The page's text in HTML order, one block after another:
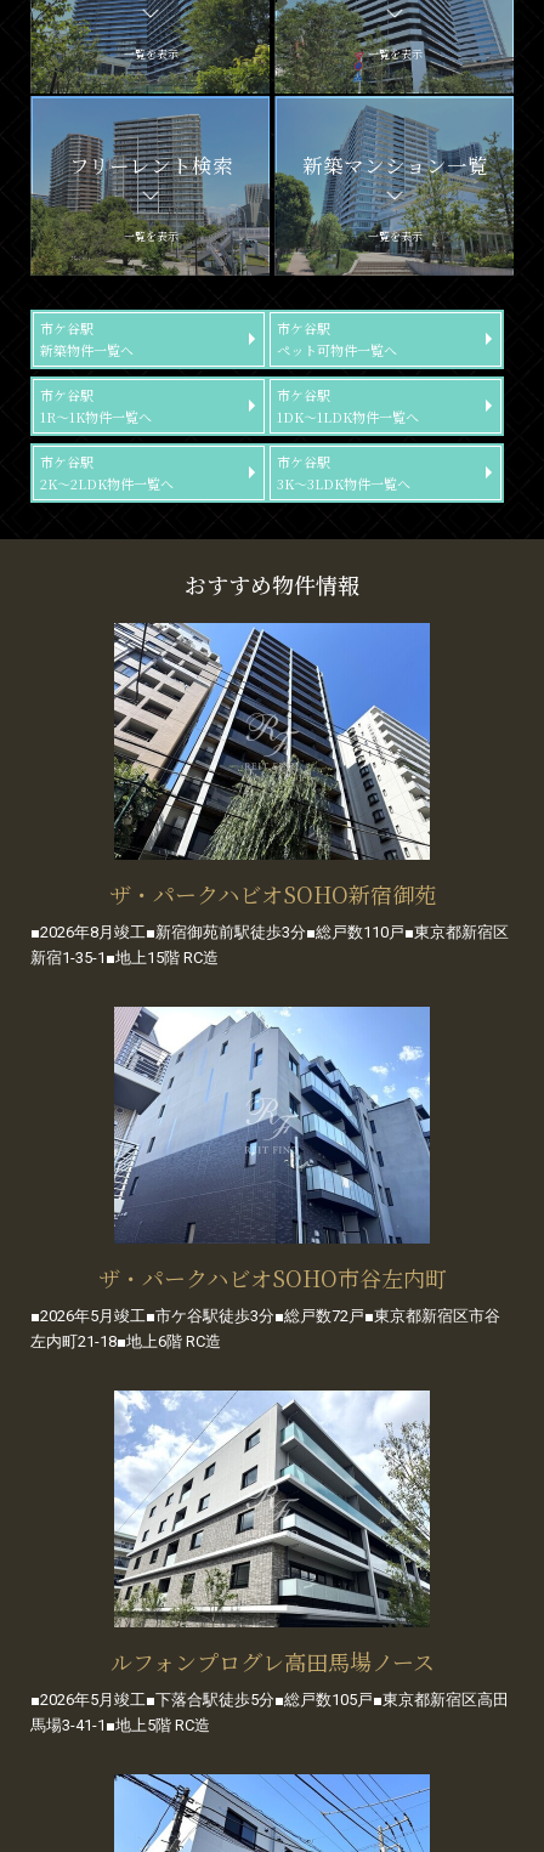
一覧を表示 一覧を表示
フリーレント検索
一覧を表示
新築マンション一覧
一覧を表示
市ケ谷駅
新築物件一覧へ
市ケ谷駅
ペット可物件一覧へ
市ケ谷駅
1R～1K物件一覧へ
市ケ谷駅
1DK～1LDK物件一覧へ
市ケ谷駅
2K～2LDK物件一覧へ
市ケ谷駅
3K～3LDK物件一覧へ
おすすめ物件情報
ザ・パークハビオSOHO新宿御苑
■2026年8月竣工■新宿御苑前駅徒歩3分■総戸数110戸■東京都新宿区
新宿1-35-1■地上15階 RC造
ザ・パークハビオSOHO市谷左内町
■2026年5月竣工■市ケ谷駅徒歩3分■総戸数72戸■東京都新宿区市谷
左内町21-18■地上6階 RC造
ルフォンプログレ高田馬場ノース
■2026年5月竣工■下落合駅徒歩5分■総戸数105戸■東京都新宿区高田
馬場3-41-1■地上5階 RC造